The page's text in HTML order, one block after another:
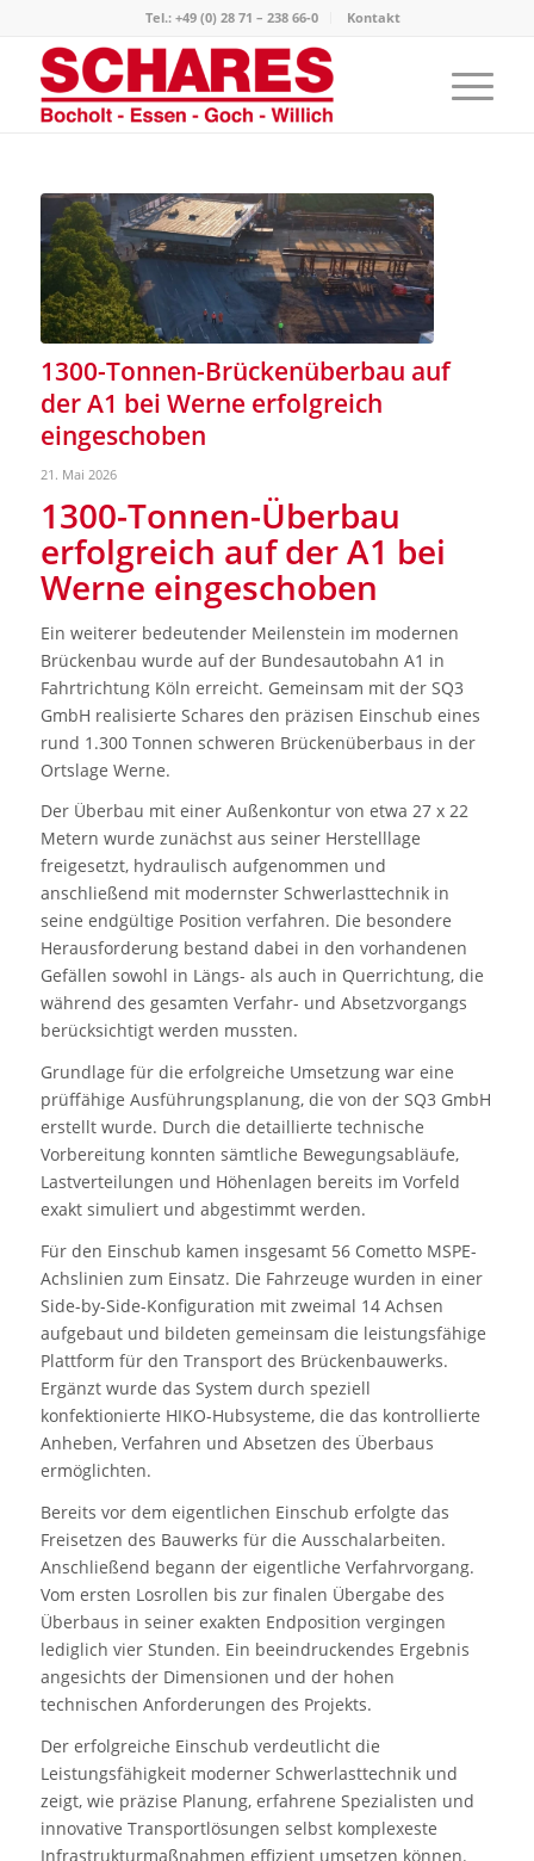
Tel.: +49 (0) 28 71 – 238 66-0 Kontakt
1300-Tonnen-Brückenüberbau auf
der A1 bei Werne erfolgreich
eingeschoben
21. Mai 2026
1300-Tonnen-Überbau
erfolgreich auf der A1 bei
Werne eingeschoben
Ein weiterer bedeutender Meilenstein im modernen
Brückenbau wurde auf der Bundesautobahn A1 in
Fahrtrichtung Köln erreicht. Gemeinsam mit der SQ3
GmbH realisierte Schares den präzisen Einschub eines
rund 1.300 Tonnen schweren Brückenüberbaus in der
Ortslage Werne.
Der Überbau mit einer Außenkontur von etwa 27 x 22
Metern wurde zunächst aus seiner Herstelllage
freigesetzt, hydraulisch aufgenommen und
anschließend mit modernster Schwerlasttechnik in
seine endgültige Position verfahren. Die besondere
Herausforderung bestand dabei in den vorhandenen
Gefällen sowohl in Längs- als auch in Querrichtung, die
während des gesamten Verfahr- und Absetzvorgangs
berücksichtigt werden mussten.
Grundlage für die erfolgreiche Umsetzung war eine
prüffähige Ausführungsplanung, die von der SQ3 GmbH
erstellt wurde. Durch die detaillierte technische
Vorbereitung konnten sämtliche Bewegungsabläufe,
Lastverteilungen und Höhenlagen bereits im Vorfeld
exakt simuliert und abgestimmt werden.
Für den Einschub kamen insgesamt 56 Cometto MSPE-
Achslinien zum Einsatz. Die Fahrzeuge wurden in einer
Side-by-Side-Konfiguration mit zweimal 14 Achsen
aufgebaut und bildeten gemeinsam die leistungsfähige
Plattform für den Transport des Brückenbauwerks.
Ergänzt wurde das System durch speziell
konfektionierte HIKO-Hubsysteme, die das kontrollierte
Anheben, Verfahren und Absetzen des Überbaus
ermöglichten.
Bereits vor dem eigentlichen Einschub erfolgte das
Freisetzen des Bauwerks für die Ausschalarbeiten.
Anschließend begann der eigentliche Verfahrvorgang.
Vom ersten Losrollen bis zur finalen Übergabe des
Überbaus in seiner exakten Endposition vergingen
lediglich vier Stunden. Ein beeindruckendes Ergebnis
angesichts der Dimensionen und der hohen
technischen Anforderungen des Projekts.
Der erfolgreiche Einschub verdeutlicht die
Leistungsfähigkeit moderner Schwerlasttechnik und
zeigt, wie präzise Planung, erfahrene Spezialisten und
innovative Transportlösungen selbst komplexeste
Infrastrukturmaßnahmen effizient umsetzen können.